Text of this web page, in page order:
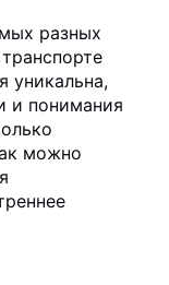
разных
уникальна,
и понимания
можно